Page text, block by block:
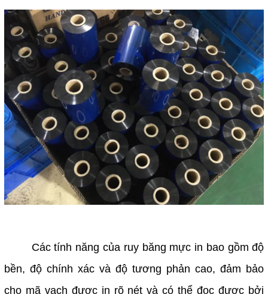
Các tính năng của ruy băng mực in bao gồm độ
bền, độ chính xác và độ tương phản cao, đảm bảo
cho mã vạch được in rõ nét và có thể đọc được bởi